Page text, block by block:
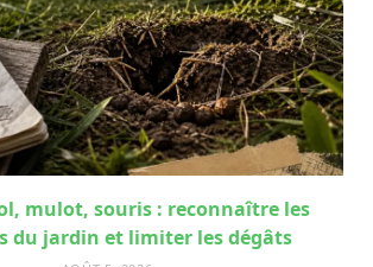
mulot, souris : reconnaître les
du jardin et limiter les dégâts